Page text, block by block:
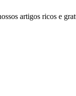
artigos ricos e